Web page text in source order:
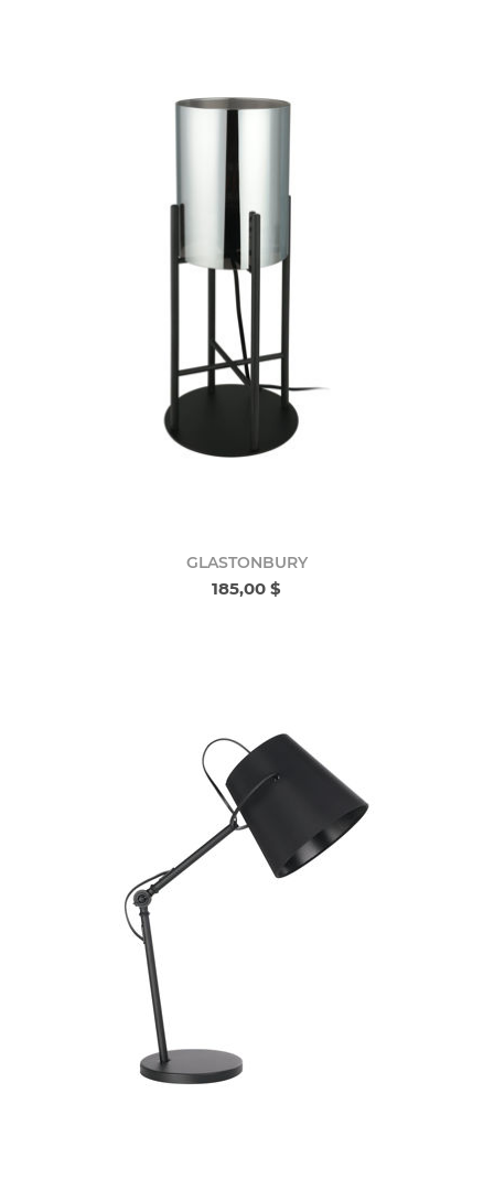
GLASTONBURY
185,00 $